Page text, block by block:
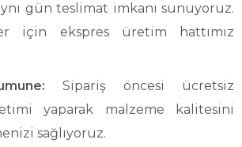
gün teslimat imkanı sunuyoruz.
için ekspres üretim hattımız
Sipariş öncesi ücretsiz
yaparak malzeme kalitesini
sağlıyoruz.